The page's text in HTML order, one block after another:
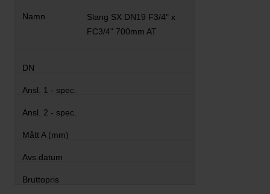
Slang SX DN19 F3/4" x
FC3/4" 700mm AT